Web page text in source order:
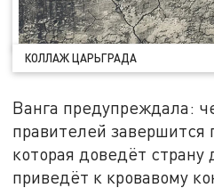
КОЛЛАЖ ЦАРЬГРАДА
Ванга предупреждала:
правителей завершится
которая доведёт страну
приведёт к кровавому